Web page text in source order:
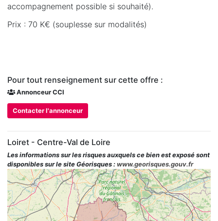
accompagnement possible si souhaité).
Prix : 70 K€ (souplesse sur modalités)
Pour tout renseignement sur cette offre :
Annonceur CCI
Contacter l'annonceur
Loiret - Centre-Val de Loire
Les informations sur les risques auxquels ce bien est exposé sont
disponibles sur le site Géorisques : www.georisques.gouv.fr